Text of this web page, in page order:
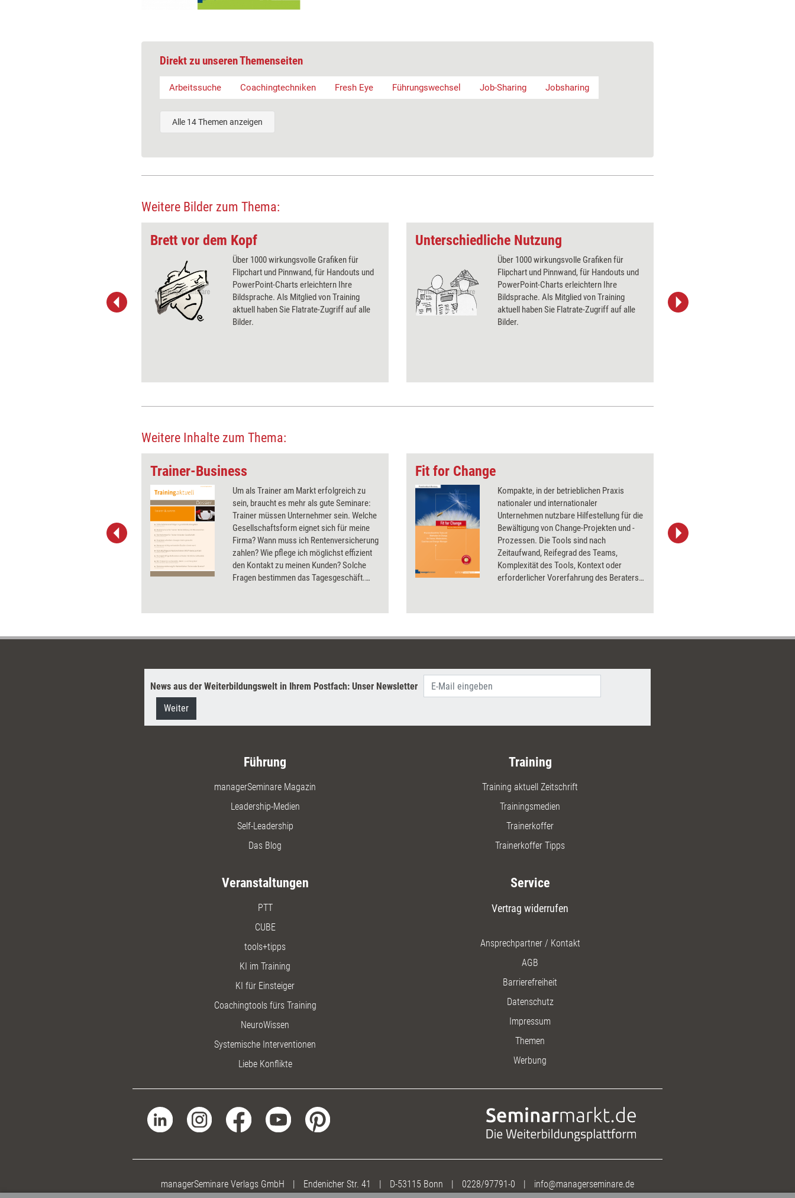
Direkt zu unseren Themenseiten
Arbeitssuche Coachingtechniken Fresh Eye Führungswechsel Job-Sharing Jobsharing
Alle 14 Themen anzeigen
Weitere Bilder zum Thema:
Brett vor dem Kopf
Über 1000 wirkungsvolle Grafiken für
Flipchart und Pinnwand, für Handouts und
PowerPoint-Charts erleichtern Ihre
Bildsprache. Als Mitglied von Training
aktuell haben Sie Flatrate-Zugriff auf alle
Bilder.
Unterschiedliche Nutzung
Über 1000 wirkungsvolle Grafiken für
Flipchart und Pinnwand, für Handouts und
PowerPoint-Charts erleichtern Ihre
Bildsprache. Als Mitglied von Training
aktuell haben Sie Flatrate-Zugriff auf alle
Bilder.
Weitere Inhalte zum Thema:
ungewöhnlichen Weg beschritt
Trainer-Business
Um als Trainer am Markt erfolgreich zu
sein, braucht es mehr als gute Seminare:
Trainer müssen Unternehmer sein. Welche
Gesellschaftsform eignet sich für meine
Firma? Wann muss ich Rentenversicherung
zahlen? Wie pflege ich möglichst effizient
den Kontakt zu meinen Kunden? Solche
Fragen bestimmen das Tagesgeschäft.
Business, u.a. Honorarverhandlungen,
Fit for Change
Kompakte, in der betrieblichen Praxis
nationaler und internationaler
Unternehmen nutzbare Hilfestellung für die
Bewältigung von Change-Projekten und -
Prozessen. Die Tools sind nach
Zeitaufwand, Reifegrad des Teams,
Komplexität des Tools, Kontext oder
erforderlicher Vorerfahrung des Beraters
News aus der Weiterbildungswelt in Ihrem Postfach: Unser Newsletter
Weiter
Führung
managerSeminare Magazin
Leadership-Medien
Self-Leadership
Das Blog
Training
Training aktuell Zeitschrift
Trainingsmedien
Trainerkoffer
Trainerkoffer Tipps
Veranstaltungen
PTT
CUBE
tools+tipps
KI im Training
KI für Einsteiger
Coachingtools fürs Training
NeuroWissen
Systemische Interventionen
Liebe Konflikte
Service
Vertrag widerrufen
Ansprechpartner / Kontakt
AGB
Barrierefreiheit
Datenschutz
Impressum
Themen
Werbung
managerSeminare Verlags GmbH | Endenicher Str. 41 | D-53115 Bonn | 0228/97791-0 | info@managerseminare.de